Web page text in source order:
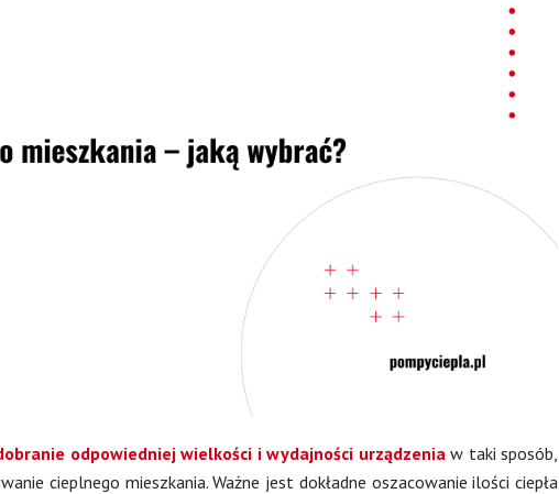
odpowiedniej wielkości i wydajności urządzenia w taki sposób,
cieplnego mieszkania. Ważne jest dokładne oszacowanie ilości ciepła